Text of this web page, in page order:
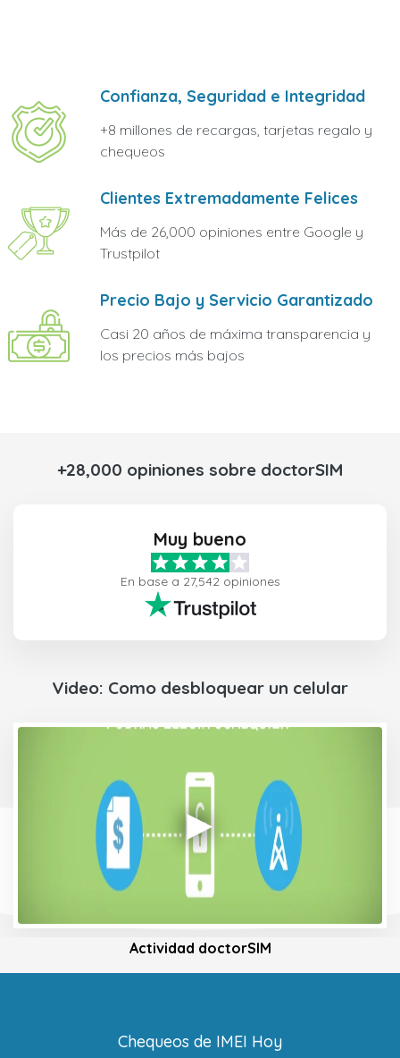
Confianza, Seguridad e Integridad
+8 millones de recargas, tarjetas regalo y
chequeos
Clientes Extremadamente Felices
Más de 26,000 opiniones entre Google y
Trustpilot
Precio Bajo y Servicio Garantizado
Casi 20 años de máxima transparencia y
los precios más bajos
+28,000 opiniones sobre doctorSIM
Muy bueno
En base a 27,542 opiniones
Video: Como desbloquear un celular
Actividad doctorSIM
Chequeos de IMEI Hoy